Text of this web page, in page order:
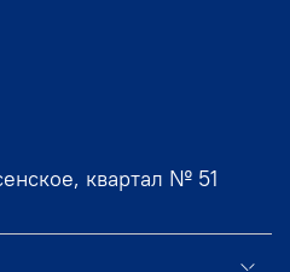
квартал № 51